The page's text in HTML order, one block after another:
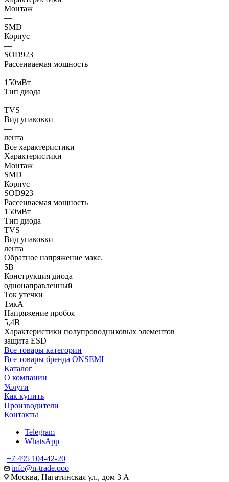
Монтаж
—
SMD
Корпус
—
SOD923
Рассеиваемая мощность
—
150мВт
Тип диода
—
TVS
Вид упаковки
—
лента
Все характеристики
Характеристики
Монтаж
SMD
Корпус
SOD923
Рассеиваемая мощность
150мВт
Тип диода
TVS
Вид упаковки
лента
Обратное напряжение макс.
5В
Конструкция диода
однонаправленный
Ток утечки
1мкА
Напряжение пробоя
5,4В
Характеристики полупроводниковых элементов
защита ESD
Все товары категории
Все товары бренда ONSEMI
Каталог
О компании
Услуги
Как купить
Производители
Контакты
Telegram
WhatsApp
+7 495 104-42-20
info@n-trade.ooo
Москва, Нагатинская ул., дом 3 А